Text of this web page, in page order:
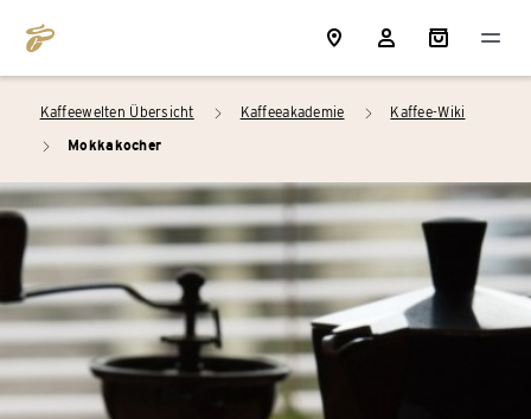
Kaffeewelten Übersicht arrow_right Kaffeeakademie arrow_right Kaffee-Wiki
arrow_right Mokkakocher